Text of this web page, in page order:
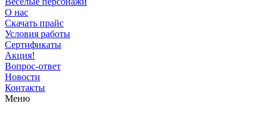
О нас
Скачать прайс
Условия работы
Сертификаты
Акция!
Вопрос-ответ
Новости
Контакты
Меню